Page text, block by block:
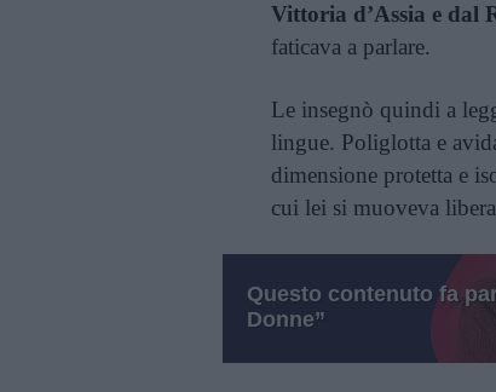
Vittoria d’Assia e dal
faticava a parlare.
Le insegnò quindi a
lingue. Poliglotta e
dimensione protetta e
cui lei si muoveva
Questo contenuto fa
Donne”